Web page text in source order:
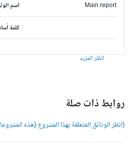
اسم الوثيقة Main report
كلمة أساسية
انظر المزيد
روابط ذات صلة
(انظر الوثائق المتعلقة بهذا المشروع (هذه المشروعات